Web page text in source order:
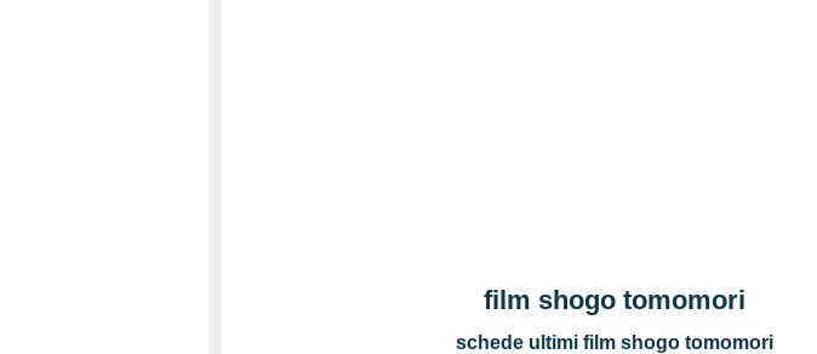
film shogo tomomori
schede ultimi film shogo tomomori